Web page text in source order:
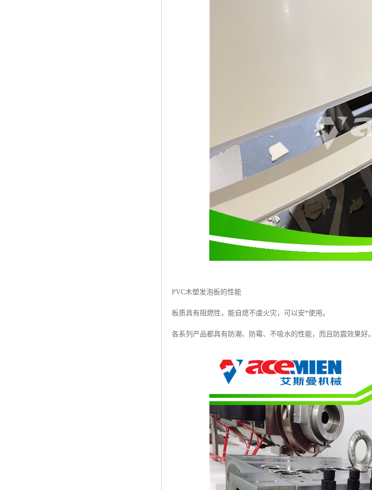
PVC木塑发泡板的性能
板质具有阻燃性，能自熄不虞火灾，可以安*使用。
各系列产品都具有防潮、防霉、不吸水的性能，而且防震效果好。